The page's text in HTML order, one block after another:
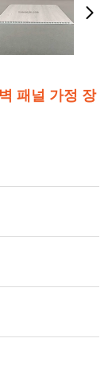
패널 가정 장